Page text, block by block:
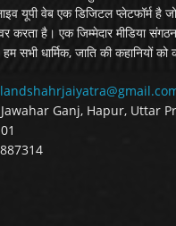
यूपी वेब एक डिजिटल प्लेटफॉर्म है
करता है। एक जिम्मेदार मीडिया
सभी धार्मिक, जाति की कहानियों
Ganj, Hapur, Uttar